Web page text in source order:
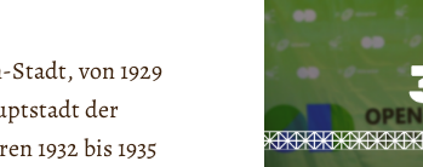
von 1929
der
1932 bis 1935